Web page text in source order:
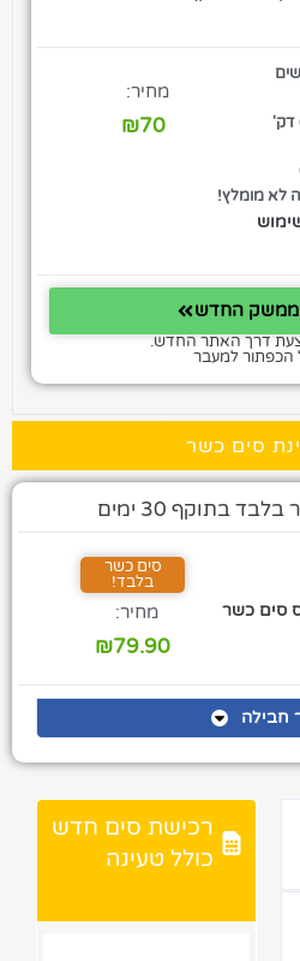
דק'
לא מומלץ!
מחיר:
₪70
החדש
דרך האתר החדש.
הכפתור למעבר
סים כשר
בתוקף 30 ימים
סים כשר
סים כשר
בלבד!
מחיר:
₪79.90
חבילה
רכישת סים חדש
כולל טעינה